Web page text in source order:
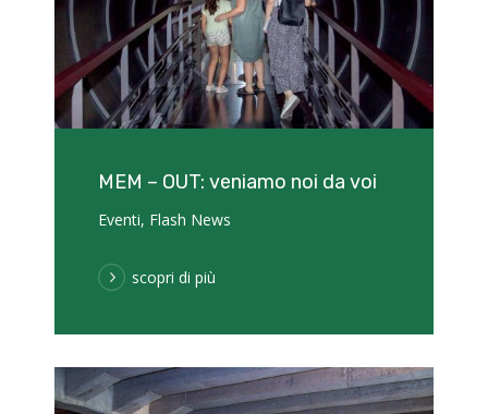
MEM – OUT: veniamo noi da voi
Eventi, Flash News
scopri di più